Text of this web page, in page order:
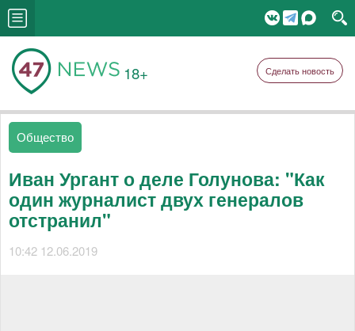
18+ Сделать новость
Общество
Иван Ургант о деле Голунова: "Как
один журналист двух генералов
отстранил"
10:42 12.06.2019